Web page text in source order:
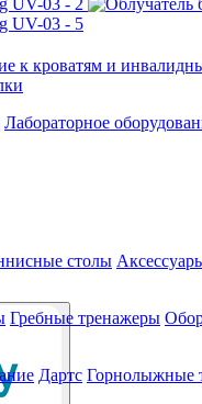
к кроватям и
Лабораторное
столы
Гребные тренажеры
Дартс Горнолыжные